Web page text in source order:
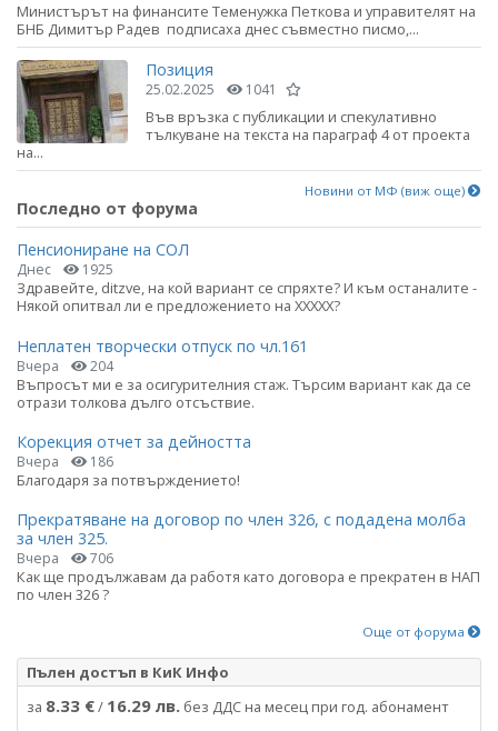
Министърът на финансите Теменужка Петкова и управителят на
БНБ Димитър Радев подписаха днес съвместно писмо,...
Позиция
25.02.2025 1041
Във връзка с публикации и спекулативно
тълкуване на текста на параграф 4 от проекта
на...
Новини от МФ (виж още)
Последно от форума
Пенсиониране на СОЛ
Днес 1925
Здравейте, ditzve, на кой вариант се спряхте? И към останалите -
Някой опитвал ли е предложението на ХХХХХ?
Неплатен творчески отпуск по чл.161
Вчера 204
Въпросът ми е за осигурителния стаж. Търсим вариант как да се
отрази толкова дълго отсъствие.
Корекция отчет за дейността
Вчера 186
Благодаря за потвърждението!
Прекратяване на договор по член 326, с подадена молба
за член 325.
Вчера 706
Как ще продължавам да работя като договора е прекратен в НАП
по член 326 ?
Още от форума
Пълен достъп в КиК Инфо
за 8.33 €/ 16.29 лв. без ДДС на месец при год. абонамент